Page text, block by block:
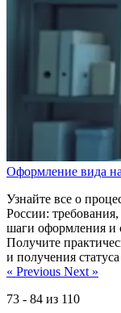
Оформление вида
Узнайте все о
России:
шаги оформления и
Получите
и получения
« Previous Next »
73 - 84 из 110